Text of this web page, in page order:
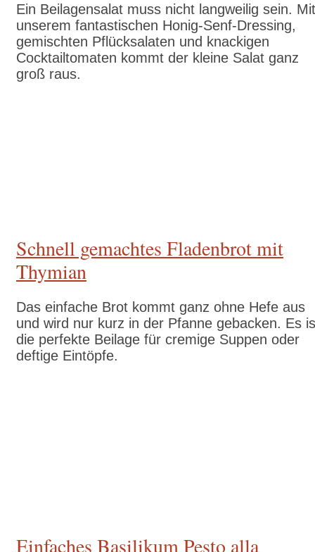
Ein Beilagensalat muss nicht langweilig sein. Mit
unserem fantastischen Honig-Senf-Dressing,
gemischten Pflücksalaten und knackigen
Cocktailtomaten kommt der kleine Salat ganz
groß raus.
Schnell gemachtes Fladenbrot mit
Thymian
Das einfache Brot kommt ganz ohne Hefe aus
und wird nur kurz in der Pfanne gebacken. Es
die perfekte Beilage für cremige Suppen oder
deftige Eintöpfe.
Einfaches Basilikum Pesto alla